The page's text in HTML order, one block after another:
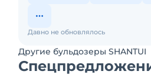
Давно не обновлялось
Другие бульдозеры SHANTUI